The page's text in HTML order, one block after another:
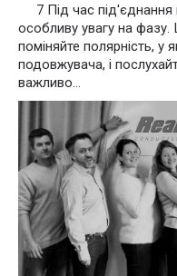
7 Під час
особливу увагу на фазу.
поміняйте полярність, у
подовжувача, і
важливо...